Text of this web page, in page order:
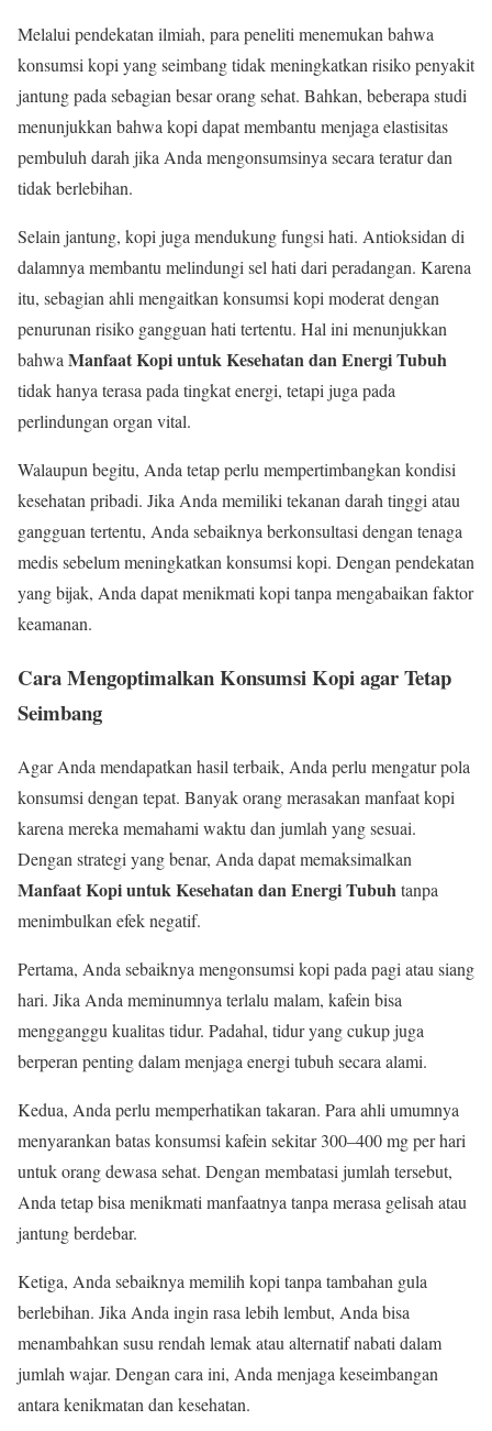
Melalui pendekatan ilmiah, para peneliti menemukan bahwa
konsumsi kopi yang seimbang tidak meningkatkan risiko penyakit
jantung pada sebagian besar orang sehat. Bahkan, beberapa studi
menunjukkan bahwa kopi dapat membantu menjaga elastisitas
pembuluh darah jika Anda mengonsumsinya secara teratur dan
tidak berlebihan.
Selain jantung, kopi juga mendukung fungsi hati. Antioksidan di
dalamnya membantu melindungi sel hati dari peradangan. Karena
itu, sebagian ahli mengaitkan konsumsi kopi moderat dengan
penurunan risiko gangguan hati tertentu. Hal ini menunjukkan
bahwa Manfaat Kopi untuk Kesehatan dan Energi Tubuh
tidak hanya terasa pada tingkat energi, tetapi juga pada
perlindungan organ vital.
Walaupun begitu, Anda tetap perlu mempertimbangkan kondisi
kesehatan pribadi. Jika Anda memiliki tekanan darah tinggi atau
gangguan tertentu, Anda sebaiknya berkonsultasi dengan tenaga
medis sebelum meningkatkan konsumsi kopi. Dengan pendekatan
yang bijak, Anda dapat menikmati kopi tanpa mengabaikan faktor
keamanan.
Cara Mengoptimalkan Konsumsi Kopi agar Tetap
Seimbang
Agar Anda mendapatkan hasil terbaik, Anda perlu mengatur pola
konsumsi dengan tepat. Banyak orang merasakan manfaat kopi
karena mereka memahami waktu dan jumlah yang sesuai.
Dengan strategi yang benar, Anda dapat memaksimalkan
Manfaat Kopi untuk Kesehatan dan Energi Tubuh tanpa
menimbulkan efek negatif.
Pertama, Anda sebaiknya mengonsumsi kopi pada pagi atau siang
hari. Jika Anda meminumnya terlalu malam, kafein bisa
mengganggu kualitas tidur. Padahal, tidur yang cukup juga
berperan penting dalam menjaga energi tubuh secara alami.
Kedua, Anda perlu memperhatikan takaran. Para ahli umumnya
menyarankan batas konsumsi kafein sekitar 300–400 mg per hari
untuk orang dewasa sehat. Dengan membatasi jumlah tersebut,
Anda tetap bisa menikmati manfaatnya tanpa merasa gelisah atau
jantung berdebar.
Ketiga, Anda sebaiknya memilih kopi tanpa tambahan gula
berlebihan. Jika Anda ingin rasa lebih lembut, Anda bisa
menambahkan susu rendah lemak atau alternatif nabati dalam
jumlah wajar. Dengan cara ini, Anda menjaga keseimbangan
antara kenikmatan dan kesehatan.